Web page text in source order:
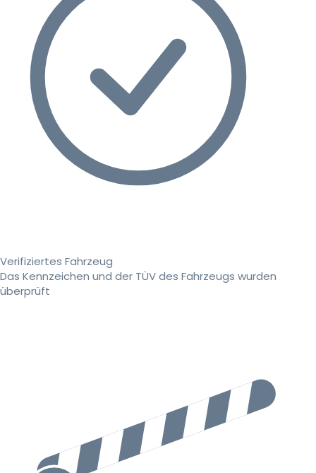
Verifiziertes Fahrzeug
Das Kennzeichen und der TÜV des Fahrzeugs wurden
überprüft